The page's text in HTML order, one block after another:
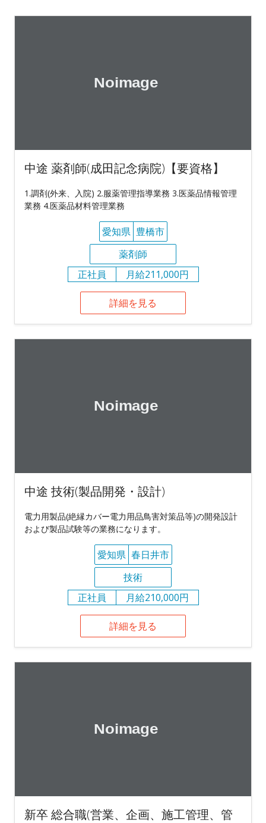
中途 薬剤師(成田記念病院)【要資格】
1.調剤(外来、入院) 2.服薬管理指導業務 3.医薬品情報管理
業務 4.医薬品材料管理業務
愛知県 豊橋市
薬剤師
正社員
月給211,000円
詳細を見る
中途 技術(製品開発・設計)
電力用製品(絶縁カバー電力用品鳥害対策品等)の開発設計
および製品試験等の業務になります。
愛知県 春日井市
技術
正社員
月給210,000円
詳細を見る
新卒 総合職(営業、企画、施工管理、管